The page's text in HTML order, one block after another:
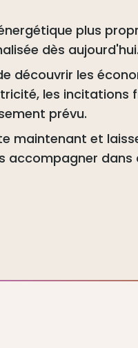
plus
dès aujourd'hui.
découvrir les
les incitations
prévu.
maintenant et
accompagner dans